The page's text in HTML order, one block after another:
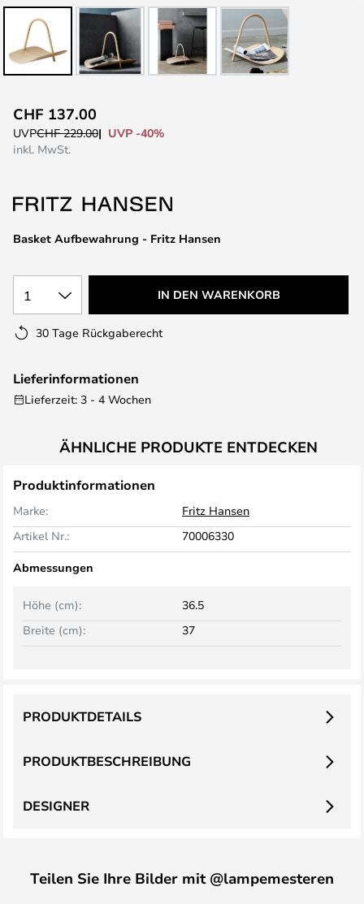
Anfang
der
Basket Aufbewahrung - Fritz Hansen
CHF 137.00
UVPCHF 229.00
UVP -40%
inkl. MwSt.
1 IN DEN WARENKORB
30 Tage Rückgaberecht
Lieferinformationen
Lieferzeit: 3 - 4 Wochen
ÄHNLICHE PRODUKTE ENTDECKEN
Produktinformationen
Marke:
Fritz Hansen
Artikel Nr.:
70006330
Abmessungen
Breite (cm): 37
Höhe (cm): 36.5
PRODUKTBESCHREIBUNG
PRODUKTDETAILS
DESIGNER
Teilen Sie Ihre Bilder mit @lampemesteren